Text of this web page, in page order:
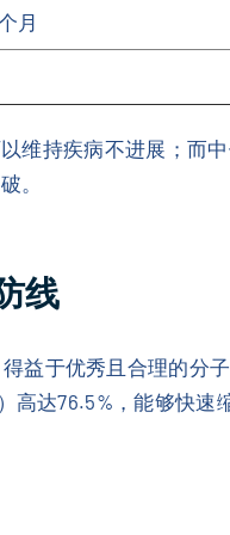
月
维持疾病不进展；而
。
线
益于优秀且合理的分
达76.5%，能够快